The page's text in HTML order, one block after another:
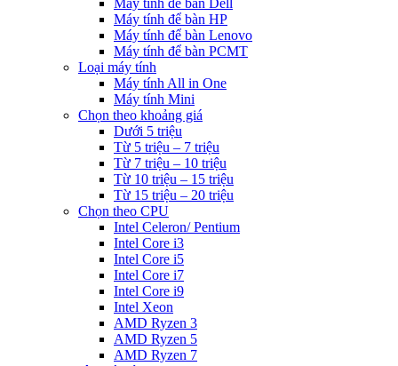
Máy tính để bàn Dell
Máy tính để bàn HP
Máy tính để bàn Lenovo
Máy tính để bàn PCMT
Loại máy tính
Máy tính All in One
Máy tính Mini
Chọn theo khoảng giá
Dưới 5 triệu
Từ 5 triệu – 7 triệu
Từ 7 triệu – 10 triệu
Từ 10 triệu – 15 triệu
Từ 15 triệu – 20 triệu
Chọn theo CPU
Intel Celeron/ Pentium
Intel Core i3
Intel Core i5
Intel Core i7
Intel Core i9
Intel Xeon
AMD Ryzen 3
AMD Ryzen 5
AMD Ryzen 7